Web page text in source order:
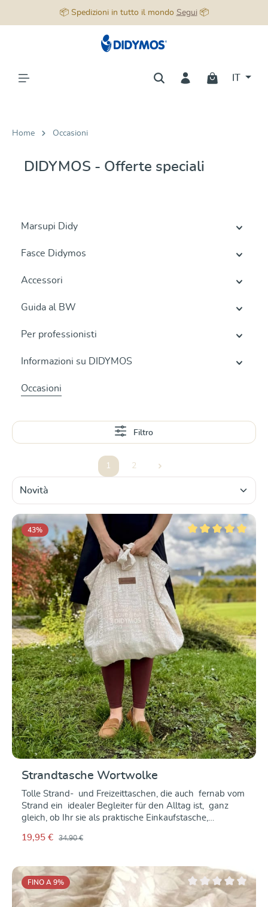
📦 Spedizioni in tutto il mondo Segui📦
Home Occasioni
DIDYMOS - Offerte speciali
Marsupi Didy
Fasce Didymos
Accessori
Guida al BW
Per professionisti
Informazioni su DIDYMOS
Occasioni
Filtro
Pagina
1
Pagina
2
43%
Valutazione media di
Strandtasche Wortwolke
Tolle Strand- und Freizeittaschen, die auch fernab vom
Strand ein idealer Begleiter für den Alltag ist, ganz
gleich, ob Ihr sie als praktische Einkaufstasche,
Gefertigt ist sie aus robustem, reißfestem Tragetuchstoff,
trägt und trägt .... Mit einer Größe von 55 cm x 47 x 13
cm bietet die Tasche viel Stauraum.Zusammengefaltet
nimmt sie wenig Platz ein – man kann sie überall hin
mitnehmen.
19,95 € 34,90 €
FINO A 9%
Valutazione media di